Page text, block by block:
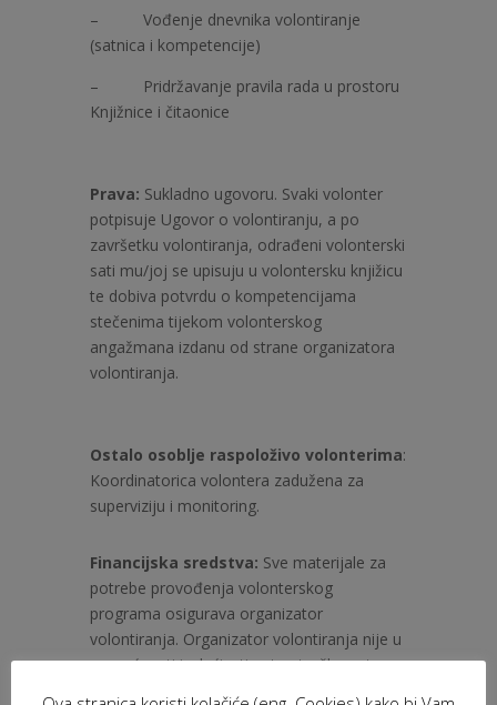
–
Vođenje dnevnika volontiranje
(satnica i kompetencije)
–
Pridržavanje pravila rada u prostoru
Knjižnice i čitaonice
Prava: Sukladno ugovoru. Svaki volonter
potpisuje Ugovor o volontiranju, a po
završetku volontiranja, odrađeni volonterski
sati mu/joj se upisuju u volontersku knjižicu
te dobiva potvrdu o kompetencijama
stečenima tijekom volonterskog
angažmana izdanu od strane organizatora
volontiranja.
Ostalo osoblje raspoloživo volonterima:
Koordinatorica volontera zadužena za
superviziju i monitoring.
Financijska sredstva: Sve materijale za
potrebe provođenja volonterskog
programa osigurava organizator
volontiranja. Organizator volontiranja nije u
mogućnosti isplaćivati putne troškove te se